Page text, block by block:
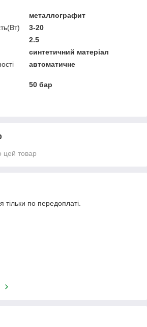
металлографит
3-20
2.5
синтетичний матеріал
автоматичне
50 бар
цей товар
тільки по передоплаті.